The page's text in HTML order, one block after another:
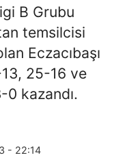
B Grubu
temsilcisi
Eczacıbaşı
25-16 ve
0 kazandı.
- 22:14